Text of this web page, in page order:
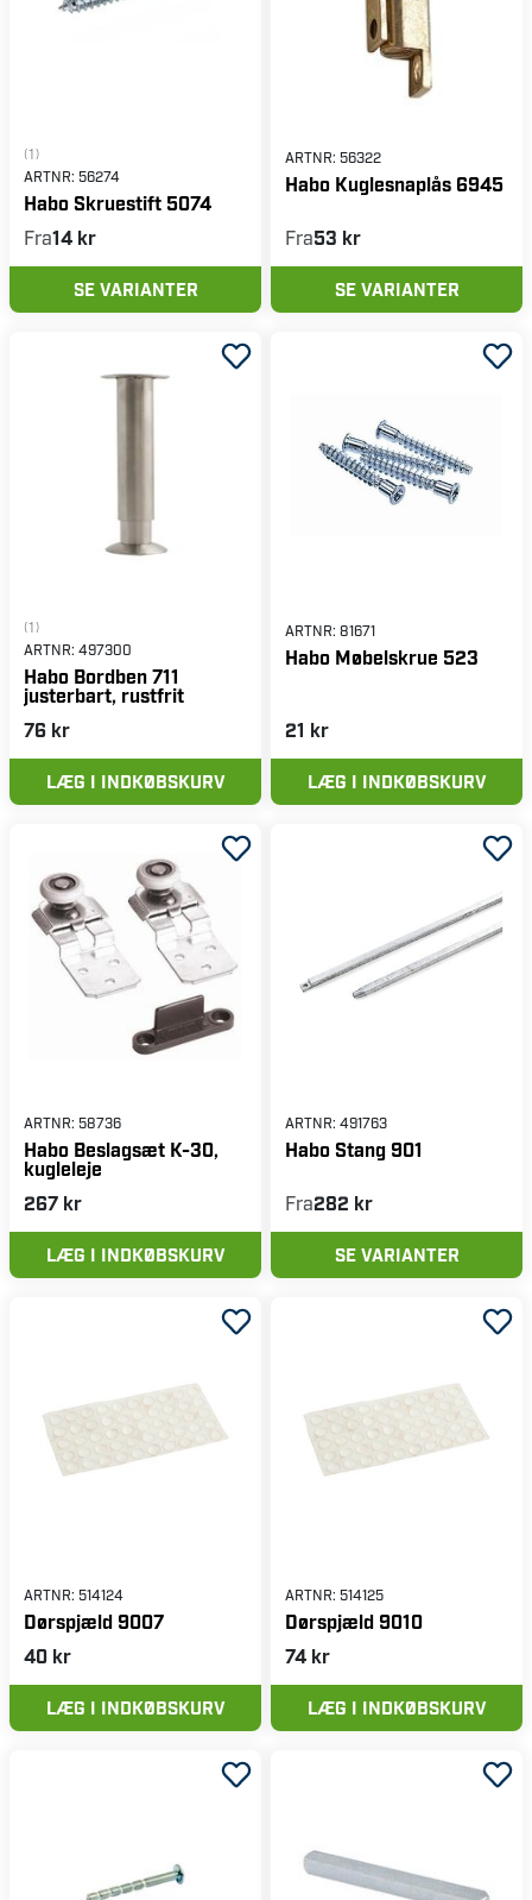
(1)
ARTNR: 56274
Habo Skruestift 5074
Fra14 kr
SE VARIANTER
ARTNR: 56322
Habo Kuglesnaplås 6945
Fra53 kr
SE VARIANTER
(1)
ARTNR: 497300
Habo Bordben 711
justerbart, rustfrit
76 kr
LÆG I INDKØBSKURV
ARTNR: 81671
Habo Møbelskrue 523
21 kr
LÆG I INDKØBSKURV
ARTNR: 58736
Habo Beslagsæt K-30,
kugleleje
267 kr
LÆG I INDKØBSKURV
ARTNR: 491763
Habo Stang 901
Fra282 kr
SE VARIANTER
ARTNR: 514124
Dørspjæld 9007
40 kr
LÆG I INDKØBSKURV
ARTNR: 514125
Dørspjæld 9010
74 kr
LÆG I INDKØBSKURV